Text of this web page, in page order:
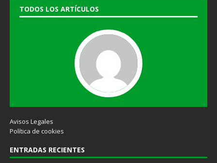
TODOS LOS ARTÍCULOS
Avisos Legales
Política de cookies
ENTRADAS RECIENTES